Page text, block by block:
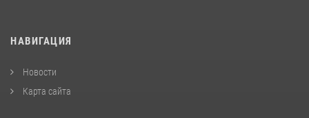
НАВИГАЦИЯ
Новости
Карта сайта